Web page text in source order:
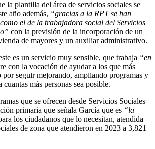
la plantilla del área de servicios sociales se
año además, “gracias a la RPT se han
el de la trabajadora social del Servicios
con la previsión de la incorporación de un
de mayores y un auxiliar administrativo.
es un servicio muy sensible, que trabaja “en
con la vocación de ayudar a los que más
por seguir mejorando, ampliando programas y
cuantas más personas sea posible.
que se ofrecen desde Servicios Sociales
primaria que señala García que es “la
los ciudadanos que lo necesitan, atendida
de zona que atendieron en 2023 a 3,821